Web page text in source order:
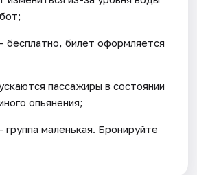
билет оформляется
пассажиры в состоянии
опьянения;
маленькая. Бронируйте